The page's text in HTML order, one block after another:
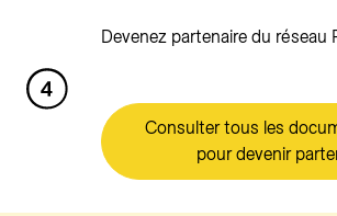
Devenez partenaire du réseau
Consulter tous les
pour devenir